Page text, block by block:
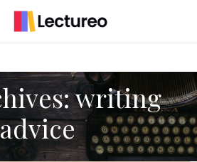
writing
advice